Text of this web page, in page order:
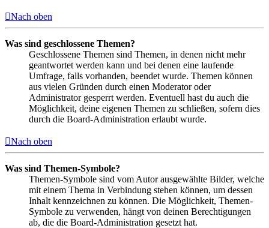
Nach oben
Was sind geschlossene Themen?
Geschlossene Themen sind Themen, in denen nicht mehr
geantwortet werden kann und bei denen eine laufende
Umfrage, falls vorhanden, beendet wurde. Themen können
aus vielen Gründen durch einen Moderator oder
Administrator gesperrt werden. Eventuell hast du auch die
Möglichkeit, deine eigenen Themen zu schließen, sofern dies
durch die Board-Administration erlaubt wurde.
Nach oben
Was sind Themen-Symbole?
Themen-Symbole sind vom Autor ausgewählte Bilder, welche
mit einem Thema in Verbindung stehen können, um dessen
Inhalt kennzeichnen zu können. Die Möglichkeit, Themen-
Symbole zu verwenden, hängt von deinen Berechtigungen
ab, die die Board-Administration gesetzt hat.